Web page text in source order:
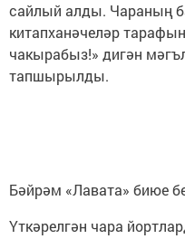
сайлый алды. Чараның
китапханәчеләр
чакырабыз!» дигән
тапшырылды.
Бәйрәм «Лавата» биюе
Үткәрелгән чара